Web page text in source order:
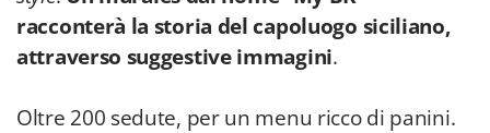
racconterà la storia del capoluogo siciliano,
attraverso suggestive immagini.
Oltre 200 sedute, per un menu ricco di panini.